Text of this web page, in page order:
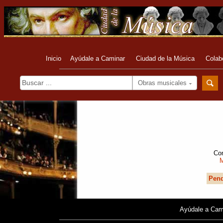
Inicio Ayúdale a Caminar Ciudad de la Música
Obras musicales
Ayúdale a